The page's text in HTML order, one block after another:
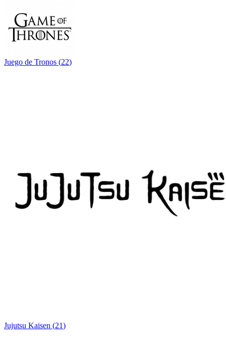
Juego de Tronos (22)
Jujutsu Kaisen (21)